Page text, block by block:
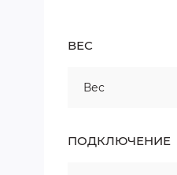
ВЕС
Вес
ПОДКЛЮЧЕНИЕ